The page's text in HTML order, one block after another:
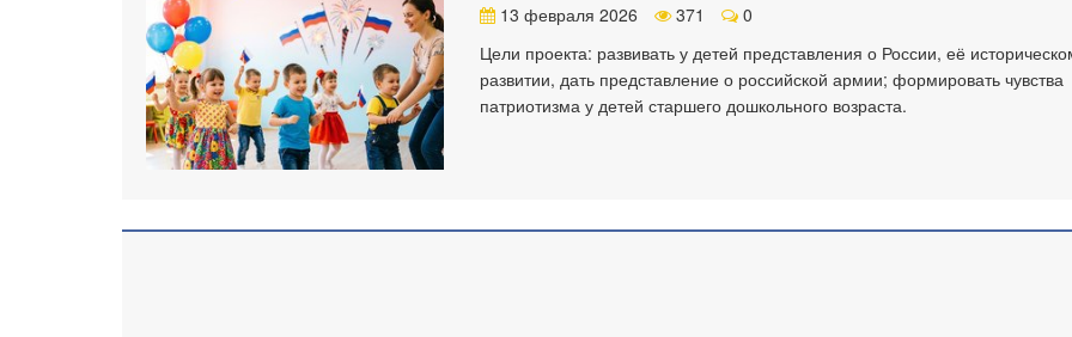
13 февраля 2026 371
0
Цели проекта: развивать у детей представления о России, её
развитии, дать представление о российской армии; формировать чувства
патриотизма у детей старшего дошкольного возраста.